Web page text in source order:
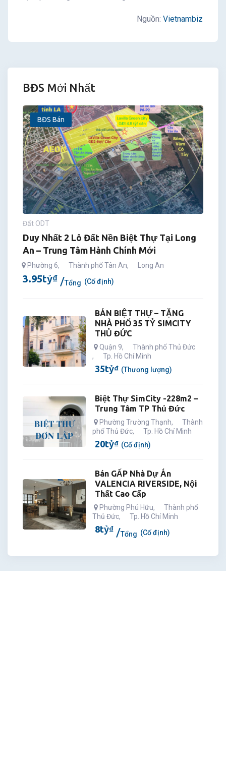
Nguồn: Vietnambiz
BĐS Mới Nhất
BĐS Bán
Đất ODT
Duy Nhất 2 Lô Đất Nền Biệt Thự Tại Long
An – Trung Tâm Hành Chính Mới
Phường 6, Thành phố Tân An, Long An
3.95tỷ₫ Tổng (Cố định)
BÁN BIỆT THỰ – TẶNG
NHÀ PHỐ 35 TỶ SIMCITY
THỦ ĐỨC
Quận 9,
Thành phố Thủ Đức
,
Tp. Hồ Chí Minh
35tỷ₫ (Thương lượng)
Biệt Thự SimCity -228m2 –
Trung Tâm TP Thủ Đức
Phường Trường Thạnh,
Thành
phố Thủ Đức, Tp. Hồ Chí Minh
20tỷ₫ (Cố định)
Bán GẤP Nhà Dự Án
VALENCIA RIVERSIDE, Nội
Thất Cao Cấp
Phường Phú Hữu,
Thành phố
Thủ Đức, Tp. Hồ Chí Minh
8tỷ₫ Tổng (Cố định)